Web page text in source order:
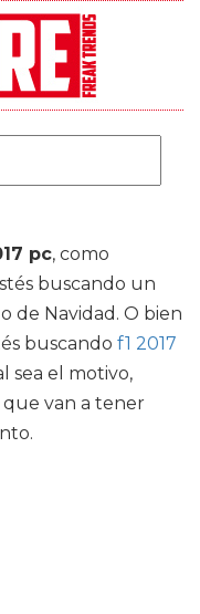
pc, como
buscando un
de Navidad. O bien
buscando f1 2017
sea el motivo,
van a tener